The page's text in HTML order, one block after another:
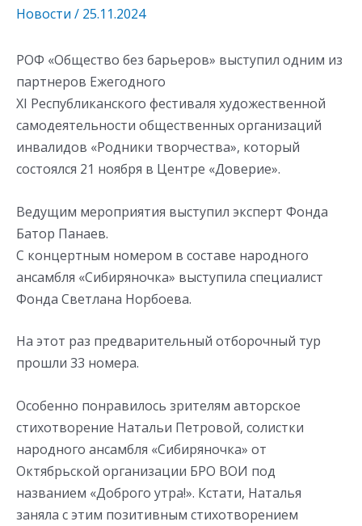
Новости / 25.11.2024
РОФ «Общество без барьеров» выступил одним из
партнеров Ежегодного
ХI Республиканского фестиваля художественной
самодеятельности общественных организаций
инвалидов «Родники творчества», который
состоялся 21 ноября в Центре «Доверие».
Ведущим мероприятия выступил эксперт Фонда
Батор Панаев.
С концертным номером в составе народного
ансамбля «Сибиряночка» выступила специалист
Фонда Светлана Норбоева.
На этот раз предварительный отборочный тур
прошли 33 номера.
Особенно понравилось зрителям авторское
стихотворение Натальи Петровой, солистки
народного ансамбля «Сибиряночка» от
Октябрьской организации БРО ВОИ под
названием «Доброго утра!». Кстати, Наталья
заняла с этим позитивным стихотворением